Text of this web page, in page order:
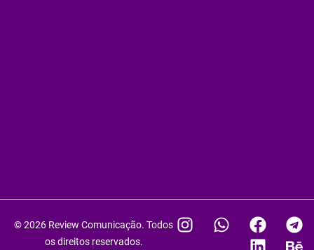
© 2026 Review Comunicação. Todos
os direitos reservados.
I
W
F
a
T
e
L
i
B
e